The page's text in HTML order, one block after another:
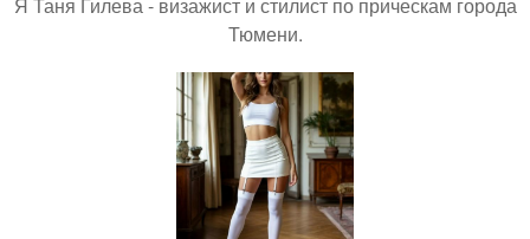
Тюмени.